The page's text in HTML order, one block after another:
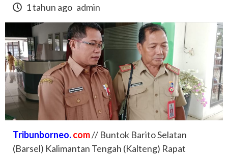
1 tahun ago admin
Tribunborneo.com// Buntok Barito Selatan
(Barsel) Kalimantan Tengah (Kalteng) Rapat